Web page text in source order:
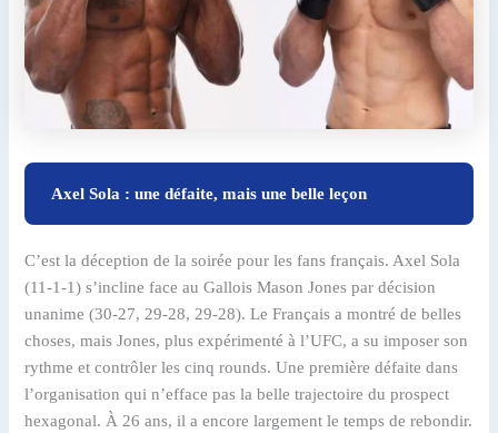
Axel Sola : une défaite, mais une belle leçon
C’est la déception de la soirée pour les fans français. Axel Sola
(11-1-1) s’incline face au Gallois Mason Jones par décision
unanime (30-27, 29-28, 29-28). Le Français a montré de belles
choses, mais Jones, plus expérimenté à l’UFC, a su imposer son
rythme et contrôler les cinq rounds. Une première défaite dans
l’organisation qui n’efface pas la belle trajectoire du prospect
hexagonal. À 26 ans, il a encore largement le temps de rebondir.